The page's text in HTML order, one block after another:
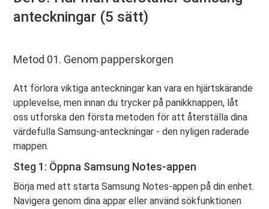
anteckningar (5 sätt)
Metod 01. Genom papperskorgen
Att förlora viktiga anteckningar kan vara en hjärtskärande
upplevelse, men innan du trycker på panikknappen, låt
oss utforska den första metoden för att återställa dina
värdefulla Samsung-anteckningar - den nyligen raderade
mappen.
Steg 1: Öppna Samsung Notes-appen
Börja med att starta Samsung Notes-appen på din enhet.
Navigera genom dina appar eller använd sökfunktionen